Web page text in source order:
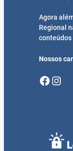
Agora
Regional
conteúdos
Nossos
Facebook Instagram